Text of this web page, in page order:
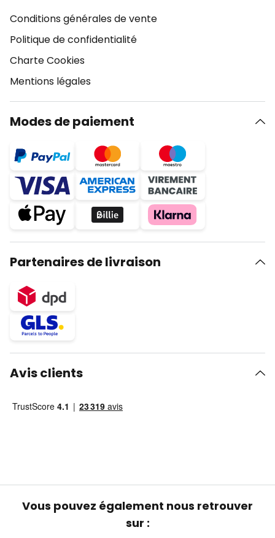
Conditions générales de vente
Politique de confidentialité
Charte Cookies
Mentions légales
Modes de paiement
Partenaires de livraison
Avis clients
Vous pouvez également nous retrouver
sur :